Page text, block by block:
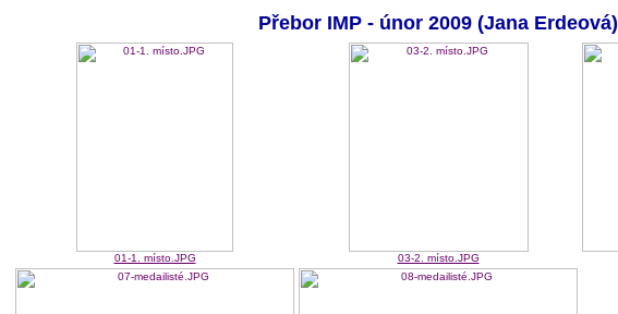
Přebor IMP - únor 2009 (Jana Erdeová)
01-1. místo.JPG 03-2. místo.JPG